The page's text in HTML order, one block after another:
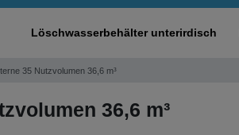
Löschwasserbehälter unterirdisch
35 Nutzvolumen 36,6 m³
36,6 m³